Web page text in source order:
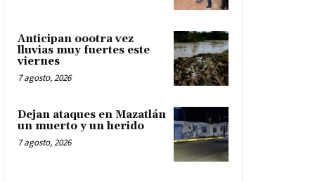
Anticipan oootra vez
lluvias muy fuertes este
viernes
7 agosto, 2026
Dejan ataques en Mazatlán
un muerto y un herido
7 agosto, 2026